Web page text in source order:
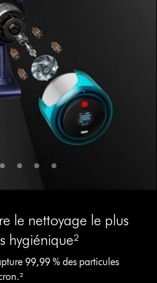
le nettoyage le plus
hygiénique²
99,99 % des particules